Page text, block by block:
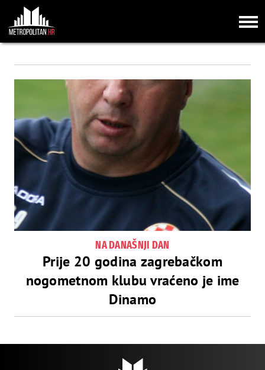
NA DANAŠNJI DAN
Prije 20 godina zagrebačkom
nogometnom klubu vraćeno je ime
Dinamo